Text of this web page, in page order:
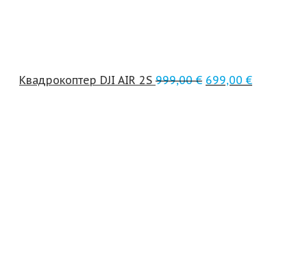
Квадрокоптер DJI AIR 2S 999,00€ 699,00 €